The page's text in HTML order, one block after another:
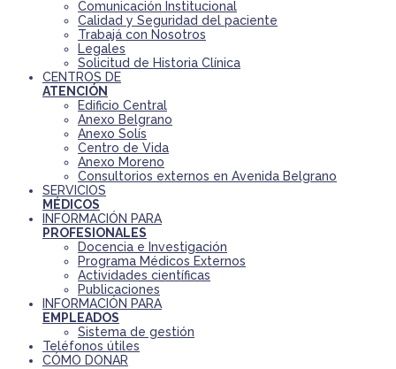
Comunicación Institucional
Calidad y Seguridad del paciente
Trabajá con Nosotros
Legales
Solicitud de Historia Clínica
CENTROS DE
ATENCIÓN
Edificio Central
Anexo Belgrano
Anexo Solís
Centro de Vida
Anexo Moreno
Consultorios externos en Avenida Belgrano
SERVICIOS
MÉDICOS
INFORMACIÓN PARA
PROFESIONALES
Docencia e Investigación
Programa Médicos Externos
Actividades científicas
Publicaciones
INFORMACIÓN PARA
EMPLEADOS
Sistema de gestión
Teléfonos útiles
CÓMO DONAR